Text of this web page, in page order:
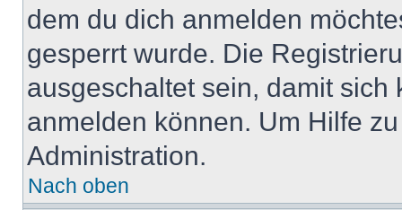
dem du dich anmelden
gesperrt wurde. Die
ausgeschaltet sein, damit
anmelden können. Um Hilfe
Administration.
Nach oben